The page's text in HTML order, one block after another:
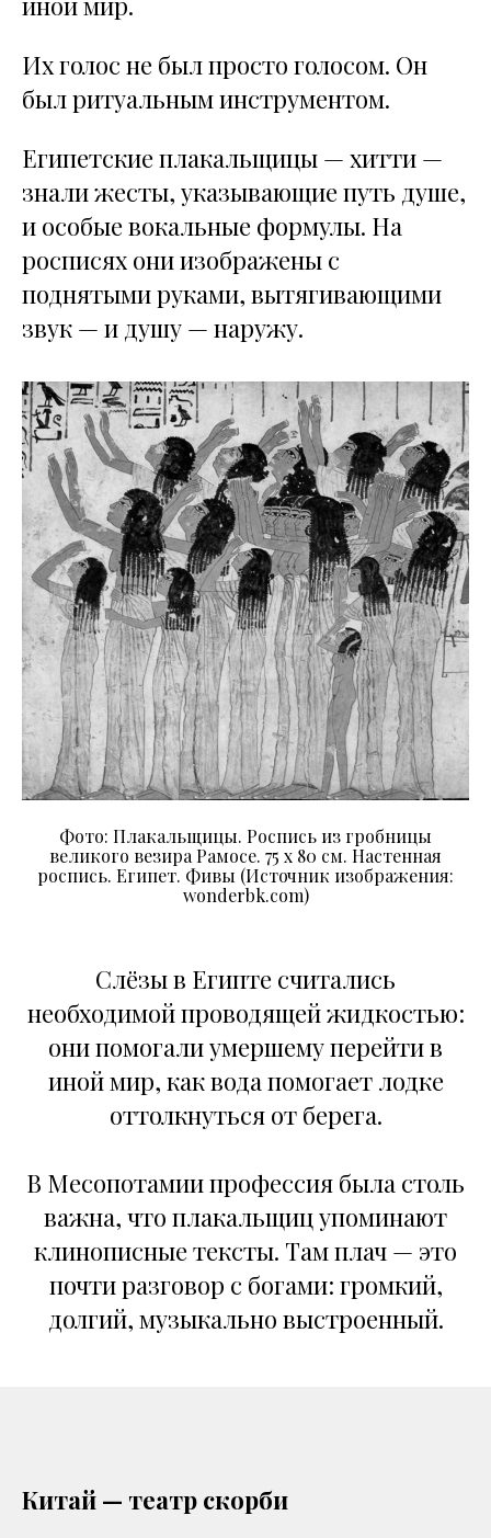
Их голос не был просто голосом. Он
был ритуальным инструментом.
Египетские плакальщицы — хитти —
знали жесты, указывающие путь душе,
и особые вокальные формулы. На
росписях они изображены с
поднятыми руками, вытягивающими
звук — и душу — наружу.
Фото: Плакальщицы. Роспись из гробницы
великого везира Рамосе. 75 x 80 см. Настенная
роспись. Египет. Фивы (Источник изображения:
wonderbk.com)
Слёзы в Египте считались
необходимой проводящей жидкостью:
они помогали умершему перейти в
иной мир, как вода помогает лодке
оттолкнуться от берега.
В Месопотамии профессия была столь
важна, что плакальщиц упоминают
клинописные тексты. Там плач — это
почти разговор с богами: громкий,
долгий, музыкально выстроенный.
Китай — театр скорби